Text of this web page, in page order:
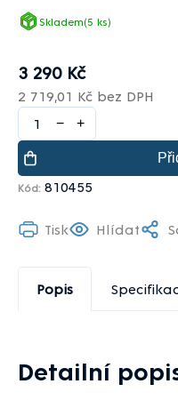
Skladem(5 ks)
Kód: 810455
Tisk Hlídat
3 290 Kč
2 719,01 Kč bez DPH
+
−
Popis
Detailní